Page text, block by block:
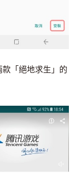
「絕地求生」的